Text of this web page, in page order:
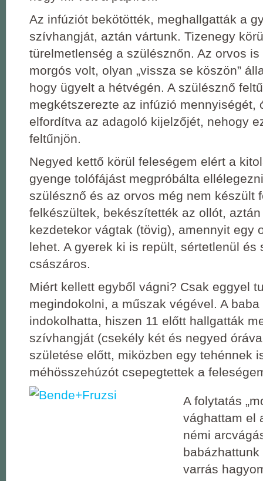
Az infúziót bekötötték, meghallgatták a
szívhangját, aztán vártunk. Tizenegy
türelmetlenség a szülésznőn. Az orvos
morgós volt, olyan „vissza se köszön”
hogy ügyelt a hétvégén. A szülésznő
megkétszerezte az infúzió mennyiségét,
elfordítva az adagoló kijelzőjét, nehogy
feltűnjön.
Negyed kettő körül feleségem elért a
gyenge tolófájást megpróbálta
szülésznő és az orvos még nem készült
felkészültek, bekészítették az ollót,
kezdetekor vágtak (tövig), amennyit egy
lehet. A gyerek ki is repült, sértetlenül és
császáros.
Miért kellett egyből vágni? Csak eggyel
megindokolni, a műszak végével. A baba
indokolhatta, hiszen 11 előtt hallgatták
szívhangját (csekély két és negyed
születése előtt, miközben egy tehénnek
méhösszehúzót csepegtettek a
A folytatás
vághattam el
némi
varrás